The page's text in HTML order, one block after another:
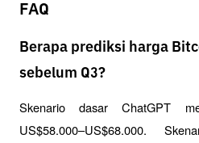
FAQ
Berapa prediksi harga
sebelum Q3?
Skenario dasar ChatGPT
US$58.000–US$68.000.